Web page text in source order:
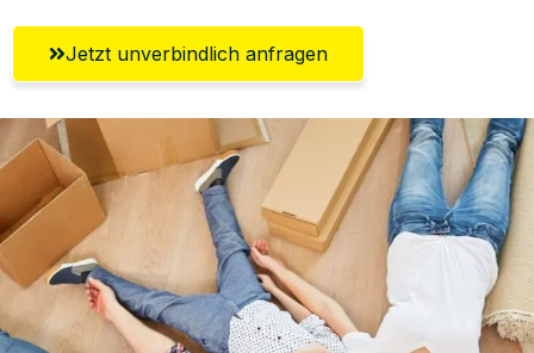
Jetzt unverbindlich anfragen